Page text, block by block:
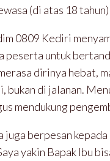
(di atas 18
0809 Kediri
peserta untuk
dirinya hebat,
di jalanan.
mendukung
juga berpesan
yakin Bapak Ibu